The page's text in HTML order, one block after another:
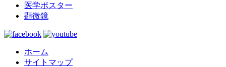
医学ポスター
顕微鏡
ホーム
サイトマップ